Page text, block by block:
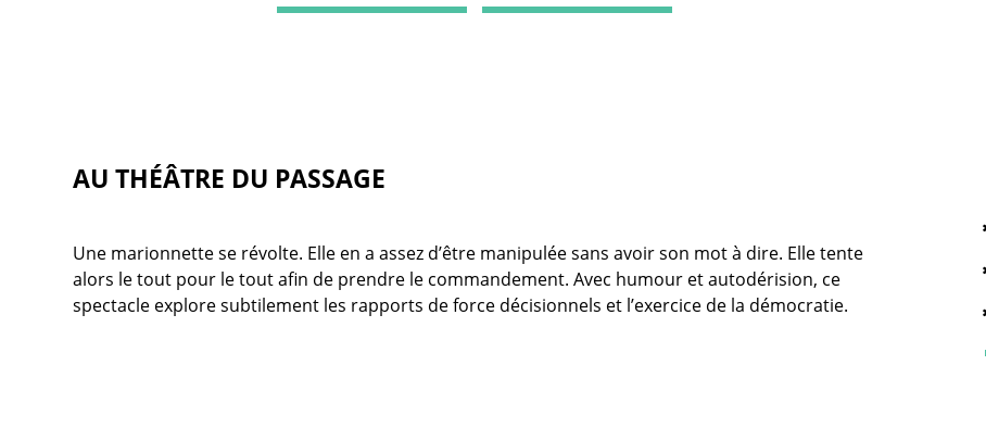
AU THÉÂTRE DU PASSAGE
Une marionnette se révolte. Elle en a assez d’être manipulée sans avoir son mot à dire. Elle tente
alors le tout pour le tout afin de prendre le commandement. Avec humour et autodérision, ce
spectacle explore subtilement les rapports de force décisionnels et l’exercice de la démocratie.